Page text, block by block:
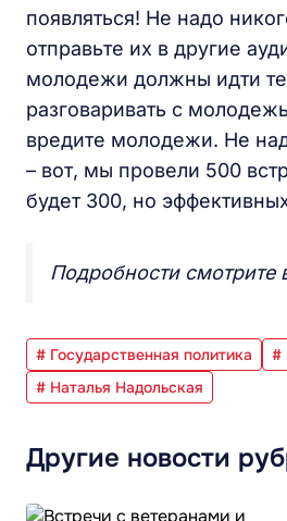
появляться! Не надо
отправьте их в другие
молодежи должны идти
разговаривать с
вредите молодежи. Не
– вот, мы провели 500
будет 300, но
Подробности смотрите
# Государственная политика
#
# Наталья Надольская
Другие новости